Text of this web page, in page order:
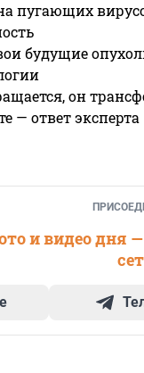
пугающих
будущие
он
— ответ эксперта
и видео дня